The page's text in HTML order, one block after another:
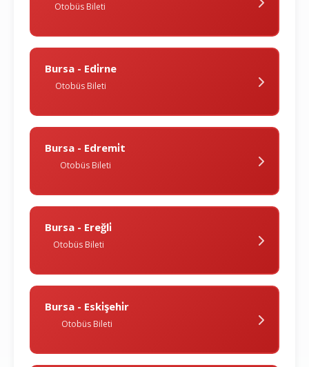
Otobüs Bileti
Bursa - Edi̇rne
Otobüs Bileti
Bursa - Edremi̇t
Otobüs Bileti
Bursa - Ereğli̇
Otobüs Bileti
Bursa - Eski̇şehi̇r
Otobüs Bileti